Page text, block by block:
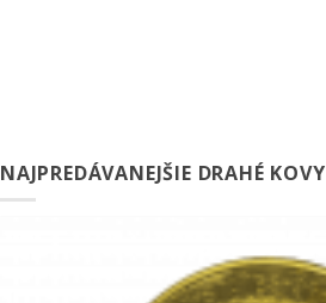
NAJPREDÁVANEJŠIE DRAHÉ KOVY